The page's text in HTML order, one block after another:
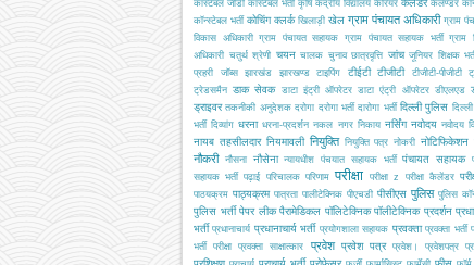
कांस्टेबल जीडी कांस्टेबल भर्ती कृषि केंद्रीय विद्यालय कैरियर कैलेंडर कैलेण्डर
कॉन्स्टेबल भर्ती कोचिंग क्लर्क खिलाड़ी खेल ग्राम पंचायत अधिकारी ग्राम
विकास अधिकारी ग्राम पंचायत सहायक ग्राम पंचायत सहायक भर्ती ग्राम
अधिकारी चतुर्थ श्रेणी चयन चालक चुनाव छात्रवृत्ति जांच जूनियर शिक्षक
प्रहरी
जॉब्स झारखंड झारखण्ड टाइपिंग टीईटी टीजीटी टीजीटी-पीजीटी
ट्रेडसमैन डाक सेवक डाटा इंट्री ऑपरेटर डाटा एंट्री ऑपरेटर डीएलएड
ड्राइवर तकनीकी अनुदेशक दरोगा दरोगा भर्ती दारोगा भर्ती दिल्ली पुलिस
भर्ती दिव्यांग धरना धरना-प्रदर्शन नकल नगर निकाय नर्सिंग नवोदय नवोदय
नायब तहसीलदार नियमावली नियुक्ति नियुक्ति पत्र नोकरी नोटिफिकेशन
नौकरी नौसना नौसेना न्यायधीश पंचयात सहायक भर्ती पंचायत सहायक
सहायक भर्ती पढ़ाई परिचालक परिणाम परीक्षा परीक्षा z परीक्षा कैलेंडर
पाठयक्रम पाठ्यक्रम पात्रता पालीटेक्निक पीएचडी पीसीएस पुलिस पुलिस
पुलिस भर्ती पेपर लीक पैरामेडिकल पॉलिटेक्निक पॉलीटेक्निक प्रदर्शन
भर्ती प्रधानाचार्य प्रधानाचार्य भर्ती प्रयोगशाला सहायक प्रवक्ता प्रवक्ता भर्ती
भर्ती परीक्षा
प्रवक्ता साक्षात्कार प्रवेश प्रवेश पत्र प्रवेश। प्रवेशपत्र